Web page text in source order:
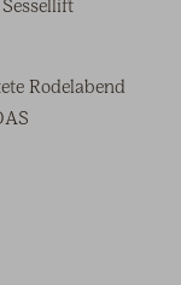
Rodelabend